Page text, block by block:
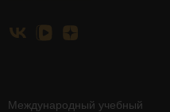
Международный учебный